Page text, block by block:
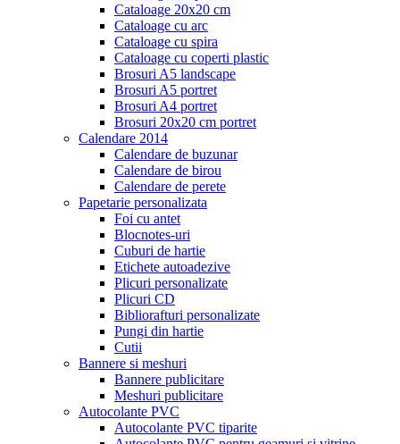
Cataloage 20x20 cm
Cataloage cu arc
Cataloage cu spira
Cataloage cu coperti plastic
Brosuri A5 landscape
Brosuri A5 portret
Brosuri A4 portret
Brosuri 20x20 cm portret
Calendare 2014
Calendare de buzunar
Calendare de birou
Calendare de perete
Papetarie personalizata
Foi cu antet
Blocnotes-uri
Cuburi de hartie
Etichete autoadezive
Plicuri personalizate
Plicuri CD
Bibliorafturi personalizate
Pungi din hartie
Cutii
Bannere si meshuri
Bannere publicitare
Meshuri publicitare
Autocolante PVC
Autocolante PVC tiparite